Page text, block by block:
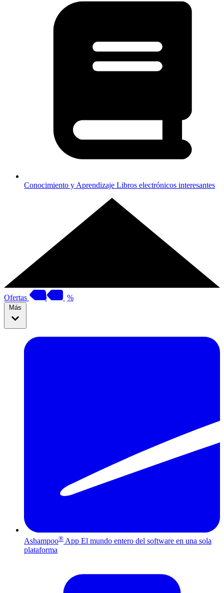
Conocimiento y Aprendizaje Libros electrónicos interesantes
Ofertas %
Más
Ashampoo® App El mundo entero del software en una sola
plataforma